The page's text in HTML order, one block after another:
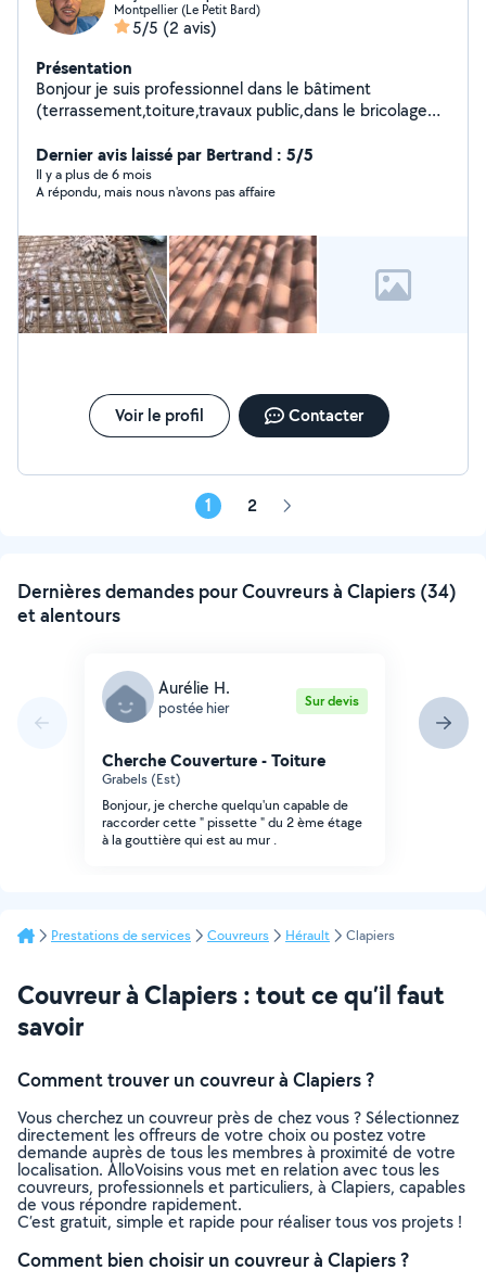
Montpellier (Le Petit Bard)
5/5 (2 avis)
Présentation
Bonjour je suis professionnel dans le bâtiment
(terrassement,toiture,travaux public,dans le bricolage
nettoyage public bureaux chantiers terrassement etc je
fait du travail soigné et j'ai plusieurs années d
expérience j'interviens le plus rapidement possible
Dernier avis laissé par Bertrand : 5/5
Il y a plus de 6 mois
A répondu, mais nous n'avons pas affaire
Voir le profil Contacter
1 2 Page
Dernières demandes pour Couvreurs à Clapiers (34)
et alentours
Aurélie H.
postée hier Sur devis
Cherche Couverture - Toiture
Grabels (Est)
Bonjour, je cherche quelqu'un capable de
raccorder cette " pissette " du 2 ème étage
à la gouttière qui est au mur .
Prestations de services Couvreurs Hérault Clapiers
Couvreur à Clapiers : tout ce qu’il faut
savoir
Comment trouver un couvreur à Clapiers ?
Vous cherchez un couvreur près de chez vous ? Sélectionnez
directement les offreurs de votre choix ou postez votre
demande auprès de tous les membres à proximité de votre
localisation. AlloVoisins vous met en relation avec tous les
couvreurs, professionnels et particuliers, à Clapiers, capables
de vous répondre rapidement.
C’est gratuit, simple et rapide pour réaliser tous vos projets !
Comment bien choisir un couvreur à Clapiers ?